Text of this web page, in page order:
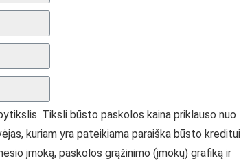
Tiksli būsto paskolos kaina priklauso nuo
kuriam yra pateikiama paraiška būsto kreditui
įmoką, paskolos grąžinimo (įmokų) grafiką ir